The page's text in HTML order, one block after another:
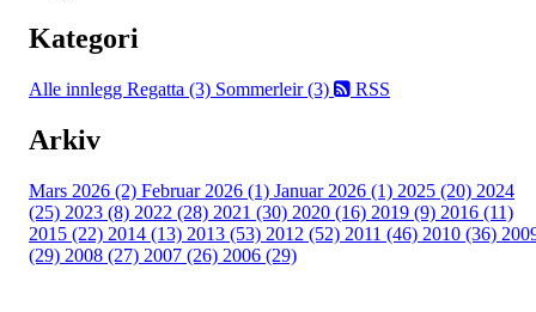
Kategori
Alle innlegg Regatta (3) Sommerleir (3) RSS
Arkiv
Mars 2026 (2) Februar 2026 (1) Januar 2026 (1) 2025 (20) 2024
(25) 2023 (8) 2022 (28) 2021 (30) 2020 (16) 2019 (9) 2016 (11)
2015 (22) 2014 (13) 2013 (53) 2012 (52) 2011 (46) 2010 (36)
(29) 2008 (27) 2007 (26) 2006 (29)